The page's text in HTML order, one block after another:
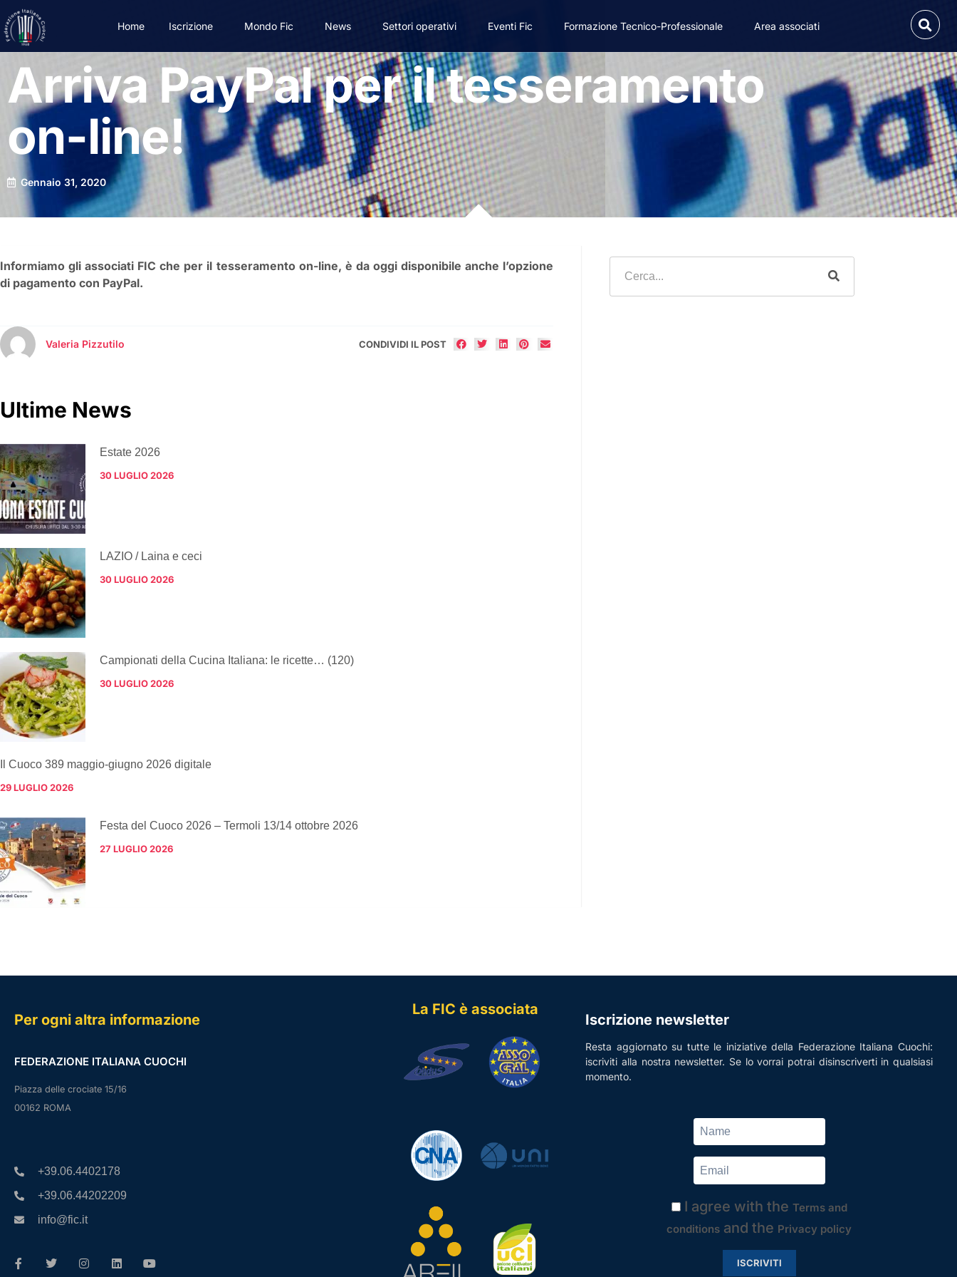
Home Iscrizione Mondo Fic News Settori operativi Eventi Fic Formazione Tecnico-Professionale Area associati
Arriva PayPal per il tesseramento
on-line!
Gennaio 31, 2020
Informiamo gli associati FIC che per il tesseramento on-line, è da oggi disponibile anche l’opzione
di pagamento con PayPal.
Valeria Pizzutilo CONDIVIDI IL POST
Ultime News
Estate 2026
30 LUGLIO 2026
LAZIO / Laina e ceci
30 LUGLIO 2026
Campionati della Cucina Italiana: le ricette… (120)
30 LUGLIO 2026
Il Cuoco 389 maggio-giugno 2026 digitale
29 LUGLIO 2026
Festa del Cuoco 2026 – Termoli 13/14 ottobre 2026
27 LUGLIO 2026
Per ogni altra informazione
FEDERAZIONE ITALIANA CUOCHI
Piazza delle crociate 15/16
00162 ROMA
+39.06.4402178
+39.06.44202209
info@fic.it
La FIC è associata
Iscrizione newsletter
Resta aggiornato su tutte le iniziative della Federazione Italiana Cuochi:
iscriviti alla nostra newsletter. Se lo vorrai potrai disinscriverti in qualsiasi
momento.
I agree with the Terms and
conditions and the Privacy policy
ISCRIVITI